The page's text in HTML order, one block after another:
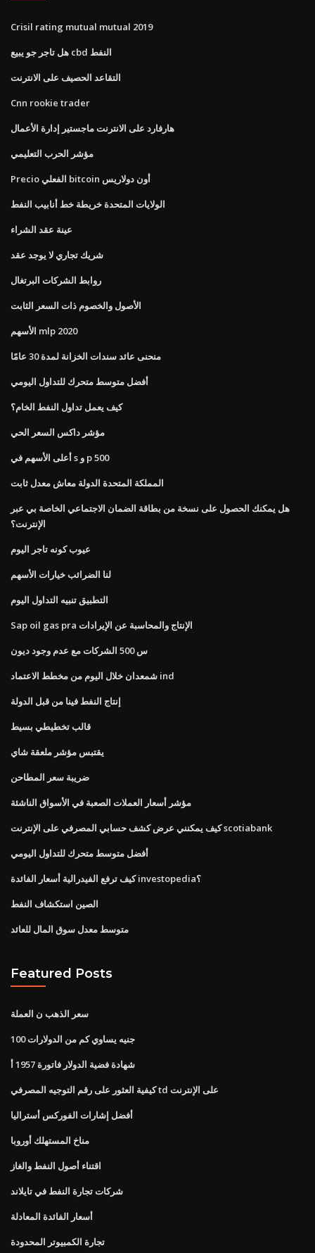
Crisil rating mutual mutual 2019
هل تاجر جو يبيع cbd النفط
التقاعد الحصيف على الانترنت
Cnn rookie trader
هارفارد على الانترنت ماجستير إدارة الأعمال
مؤشر الحرب التعليمي
Precio الفعلي bitcoin أون دولاريس
الولايات المتحدة خريطة خط أنابيب النفط
عينة عقد الشراء
شريك تجاري لا يوجد عقد
روابط الشركات البرتغال
الأصول والخصوم ذات السعر الثابت
الأسهم mlp 2020
منحنى عائد سندات الخزانة لمدة 30 عامًا
أفضل متوسط ​​متحرك للتداول اليومي
كيف يعمل تداول النفط الخام؟
مؤشر داكس السعر الحي
أعلى الأسهم في s و p 500
المملكة المتحدة الدولة معاش معدل ثابت
هل يمكنك الحصول على نسخة من بطاقة الضمان الاجتماعي الخاصة بي عبر
الإنترنت؟
عيوب كونه تاجر اليوم
لنا الضرائب خيارات الأسهم
التطبيق تنبيه التداول اليوم
Sap oil gas pra الإنتاج والمحاسبة عن الإيرادات
س 500 الشركات مع عدم وجود ديون
شمعدان خلال اليوم من مخطط الاعتماد ind
إنتاج النفط فينا من قبل الدولة
قالب تخطيطي بسيط
يقتبس مؤشر ملعقة شاي
ضريبة سعر المطاحن
مؤشر أسعار العملات الصعبة في الأسواق الناشئة
كيف يمكنني عرض كشف حسابي المصرفي على الإنترنت scotiabank
أفضل متوسط ​​متحرك للتداول اليومي
كيف ترفع الفيدرالية أسعار الفائدة investopedia؟
الصين استكشاف النفط
متوسط ​​معدل سوق المال للعائد
Featured Posts
سعر الذهب ن العملة
100 جنيه يساوي كم من الدولارات
شهادة فضية الدولار فاتورة 1957 أ
كيفية العثور على رقم التوجيه المصرفي td على الإنترنت
أفضل إشارات الفوركس أستراليا
مناخ المستهلك أوروبا
اقتناء أصول النفط والغاز
شركات تجارة النفط في تايلاند
أسعار الفائدة المعادلة
تجارة الكمبيوتر المحدودة